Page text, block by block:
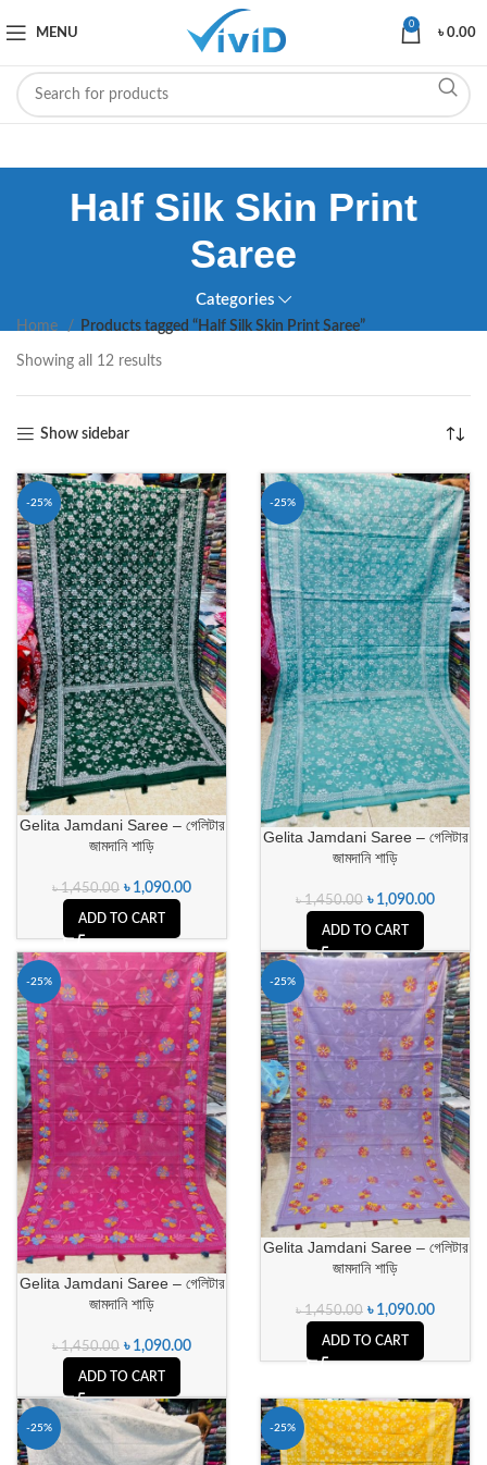
MENU
0
৳0.00
Half Silk Skin Print
Saree
Categories
Home Products tagged “Half Silk Skin Print Saree”
Showing all 12 results
Show sidebar
-25%
Gelita Jamdani Saree – গেলিটার
জামদানি শাড়ি
৳1,450.00 ৳ 1,090.00
ADD TO CART
-25%
Gelita Jamdani Saree – গেলিটার
জামদানি শাড়ি
৳1,450.00 ৳ 1,090.00
ADD TO CART
-25%
Gelita Jamdani Saree – গেলিটার
জামদানি শাড়ি
৳1,450.00 ৳ 1,090.00
ADD TO CART
-25%
Gelita Jamdani Saree – গেলিটার
জামদানি শাড়ি
৳1,450.00 ৳ 1,090.00
ADD TO CART
-25% -25%